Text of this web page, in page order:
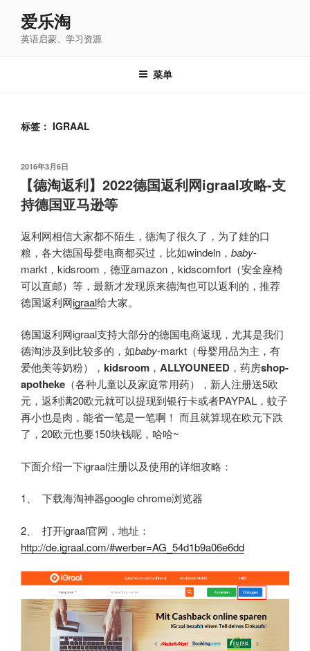
爱乐淘
英语启蒙、学习资源
菜单
标签： IGRAAL
发
2016年3月6日
【德淘返利】2022德国返利网igraal攻略-支
持德国亚马逊等
返利网相信大家都不陌生，德淘了很久了，为了娃的口
粮，各大德国母婴电商都买过，比如windeln， baby-
markt，kidsroom，德亚amazon，kidscomfort（安全座椅
可以直邮）等，最新才发现原来德淘也可以返利的，推荐
德国返利网igraal给大家。
德国返利网igraal支持大部分的德国电商返现，尤其是我们
德淘涉及到比较多的，如baby-markt（母婴用品为主，有
爱他美等奶粉）， kidsroom ， ALLYOUNEED ，药房shop-
apotheke （各种儿童以及家庭常用药），新人注册送5欧
元，返利满20欧元就可以提现到银行卡或者PAYPAL，蚊子
再小也是肉，能省一笔是一笔啊！ 而且就算现在欧元下跌
了，20欧元也要150块钱呢，哈哈~
下面介绍一下igraal注册以及使用的详细攻略：
1、 下载海淘神器google chrome浏览器
2、 打开igraal官网，地址：
http://de.igraal.com/#werber=AG_54d1b9a06e6dd